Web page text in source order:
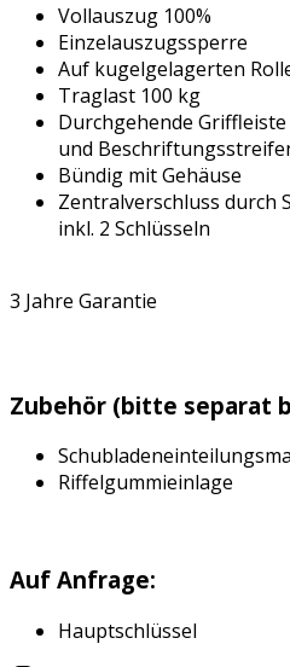
Vollauszug 100%
Einzelauszugssperre
Auf kugelgelagerten
Traglast 100 kg
Durchgehende
und
Bündig mit Gehäuse
Zentralverschluss durch
inkl. 2 Schlüsseln
3 Jahre Garantie
Zubehör (bitte separat
Riffelgummieinlage
Auf Anfrage:
Hauptschlüssel